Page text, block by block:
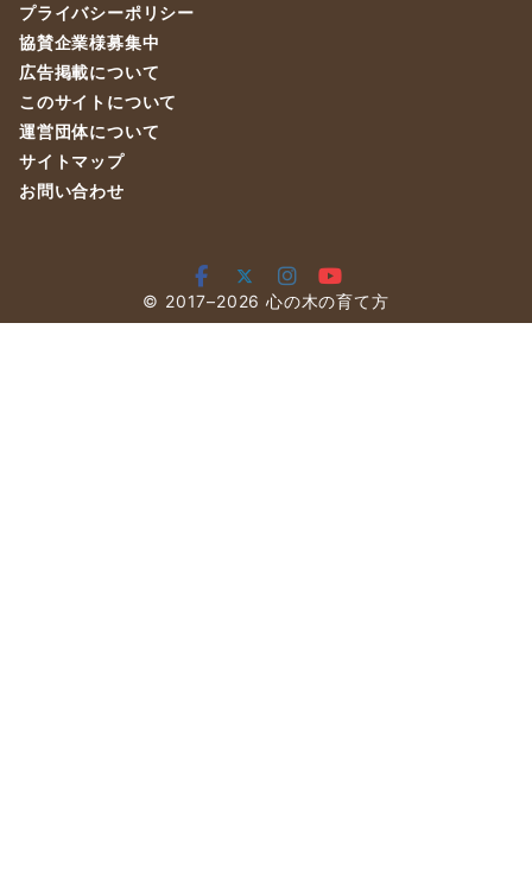
プライバシーポリシー
協賛企業様募集中
広告掲載について
このサイトについて
運営団体について
サイトマップ
お問い合わせ
© 2017–2026 心の木の育て方